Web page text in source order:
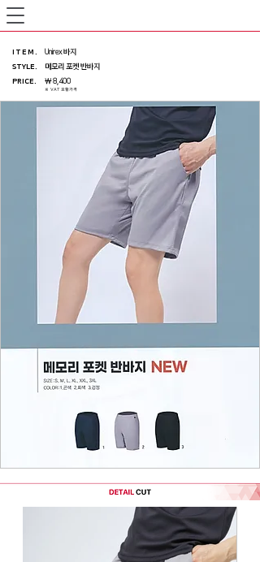
ITEM .
Unirex 바지
STYLE.
메모리 포켓 반바지
PRICE.
※ VAT 포함가격
￦ 8,400